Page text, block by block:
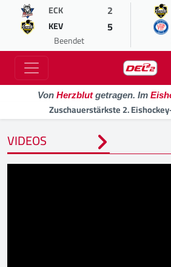
ECK 2
KEV 5
Beendet
Von Herzblutgetragen. Im
Zuschauerstärkste 2.
VIDEOS